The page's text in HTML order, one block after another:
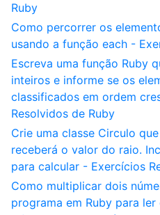
Ruby
Como percorrer os
usando a função each -
Escreva uma função Ruby
inteiros e informe se os
classificados em ordem
Resolvidos de Ruby
Crie uma classe Circulo
receberá o valor do raio.
para calcular - Exercícios
Como multiplicar dois
programa em Ruby para